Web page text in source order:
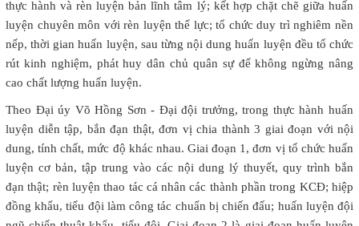
thực hành và rèn luyện bản lĩnh tâm lý; kết hợp chặt chẽ giữa huấn
luyện chuyên môn với rèn luyện thể lực; tổ chức duy trì nghiêm nền
nếp, thời gian huấn luyện, sau từng nội dung huấn luyện đều tổ chức
rút kinh nghiệm, phát huy dân chủ quân sự để không ngừng nâng
cao chất lượng huấn luyện.
Theo Đại úy Võ Hồng Sơn - Đại đội trưởng, trong thực hành huấn
luyện diễn tập, bắn đạn thật, đơn vị chia thành 3 giai đoạn với nội
dung, tính chất, mức độ khác nhau. Giai đoạn 1, đơn vị tổ chức huấn
luyện cơ bản, tập trung vào các nội dung lý thuyết, quy trình bắn
đạn thật; rèn luyện thao tác cá nhân các thành phần trong KCĐ; hiệp
đồng khẩu, tiểu đội làm công tác chuẩn bị chiến đấu; huấn luyện đội